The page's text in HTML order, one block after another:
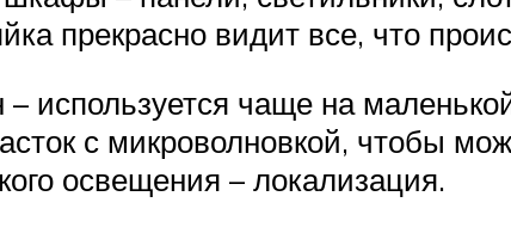
прекрасно видит все, что
используется чаще на
с микроволновкой, чтобы
освещения – локализация.